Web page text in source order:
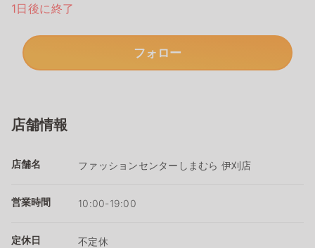
1日後に終了
フォロー
店舗情報
店舗名 ファッションセンターしまむら 伊刈店
営業時間 10:00-19:00
定休日 不定休